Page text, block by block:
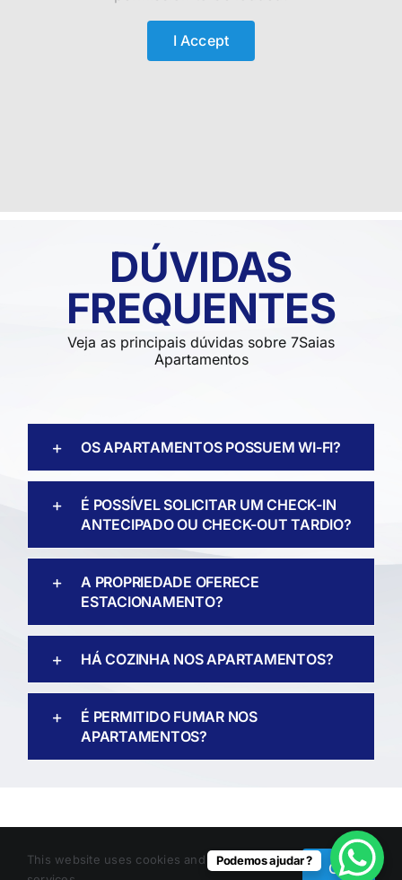
DÚVIDAS
FREQUENTES
Veja as principais dúvidas sobre 7Saias
Apartamentos
É POSSÍVEL SOLICITAR UM CHECK-IN
ANTECIPADO OU CHECK-OUT TARDIO?
ESTACIONAMENTO?
HÁ COZINHA NOS APARTAMENTOS?
É PERMITIDO FUMAR NOS
APARTAMENTOS?
Agência de Marketing
PolisePodemos ajudar ?
This website uses cookies and third party
OK